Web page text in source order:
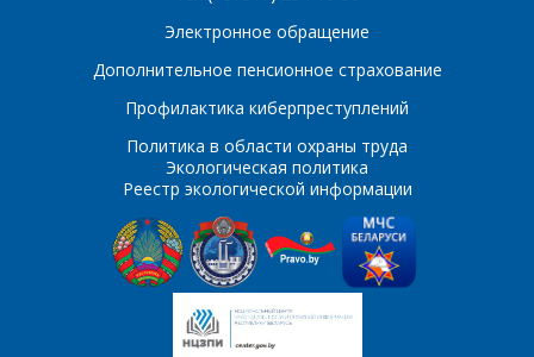
Электронное обращение
Дополнительное пенсионное страхование
Профилактика киберпреступлений
Политика в области охраны труда
Экологическая политика
Реестр экологической информации
Телефон*
E-mail*
Интересующий товар/
услуга, их количество
Интересующий товар/